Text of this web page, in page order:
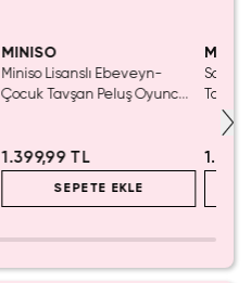
MINISO
Miniso Lisanslı Ebeveyn-
Çocuk Tavşan Peluş Oyuncak
1.399,99 TL
SEPETE EKLE
Sanrio
Tatlı
–